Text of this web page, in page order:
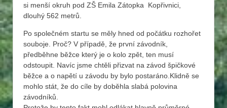
si menší okruh pod ZŠ Emila Zátopka Kopřivnici,
dlouhý 562 metrů.
Po společném startu se měly hned od počátku rozhořet
souboje. Proč? V případě, že první závodník,
předběhne běžce který je o kolo zpět, ten musí
odstoupit. Navíc jsme chtěli přizvat na závod špičkové
běžce a o napětí u závodu by bylo postaráno.Klidně se
mohlo stát, že do cíle by doběhla slabá polovina
závodníků.